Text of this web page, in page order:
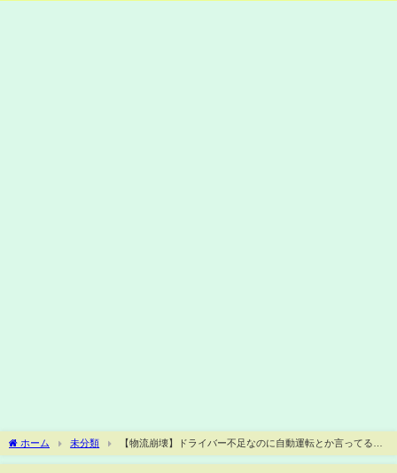
ホーム 未分類
【物流崩壊】ドライバー不足なのに自動運転とか言ってる場
合かよ【2chまとめ】【2chスレ】【5chスレ】【ゆっくり】